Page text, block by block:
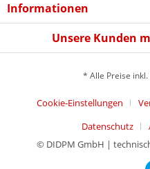
Informationen
Unsere Kunden
* Alle Preise inkl.
Cookie-Einstellungen
Datenschutz
© DIDPM GmbH |